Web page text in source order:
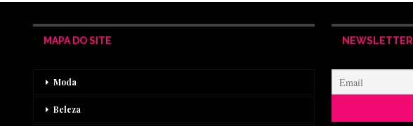
MAPA DO SITE
Moda
Beleza
NEWSLETTER